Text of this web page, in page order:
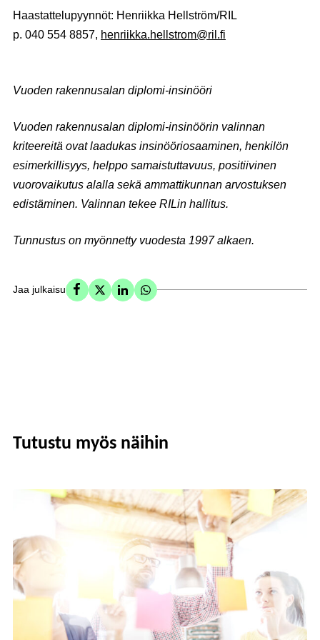
Haastattelupyynnöt: Henriikka Hellström/RIL
p. 040 554 8857, henriikka.hellstrom@ril.fi
Vuoden rakennusalan diplomi-insinööri
Vuoden rakennusalan diplomi-insinöörin valinnan
kriteereitä ovat laadukas insinööriosaaminen, henkilön
esimerkillisyys, helppo samaistuttavuus, positiivinen
vuorovaikutus alalla sekä ammattikunnan arvostuksen
edistäminen. Valinnan tekee RILin hallitus.
Tunnustus on myönnetty vuodesta 1997 alkaen.
Jaa julkaisu
Tutustu myös näihin